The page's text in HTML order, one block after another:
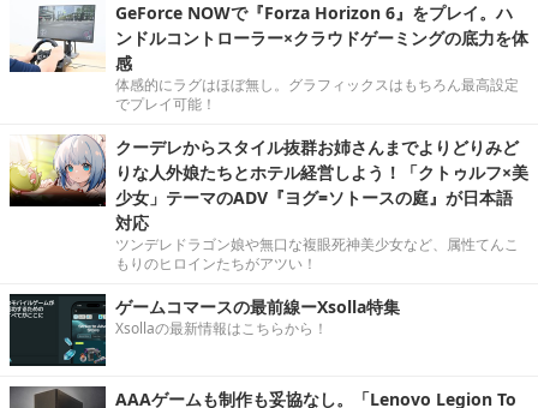
GeForce NOWで『Forza Horizon 6』をプレイ。ハ
ンドルコントローラー×クラウドゲーミングの底力を体
感
体感的にラグはほぼ無し。グラフィックスはもちろん最高設定
でプレイ可能！
クーデレからスタイル抜群お姉さんまでよりどりみど
りな人外娘たちとホテル経営しよう！「クトゥルフ×美
少女」テーマのADV『ヨグ=ソトースの庭』が日本語
対応
ツンデレドラゴン娘や無口な複眼死神美少女など、属性てんこ
もりのヒロインたちがアツい！
ゲームコマースの最前線ーXsolla特集
Xsollaの最新情報はこちらから！
AAAゲームも制作も妥協なし。「Lenovo Legion To